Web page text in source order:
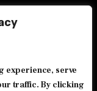
experience, serve
traffic. By clicking
-Made with ♥️